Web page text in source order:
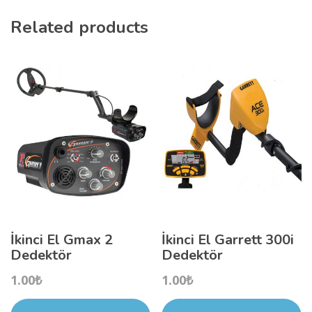
Related products
İkinci El Gmax 2
Dedektör
1.00₺
İkinci El Garrett 300i
Dedektör
1.00₺